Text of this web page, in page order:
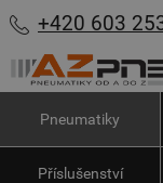
+420 603
Pneumatiky
Příslušenství